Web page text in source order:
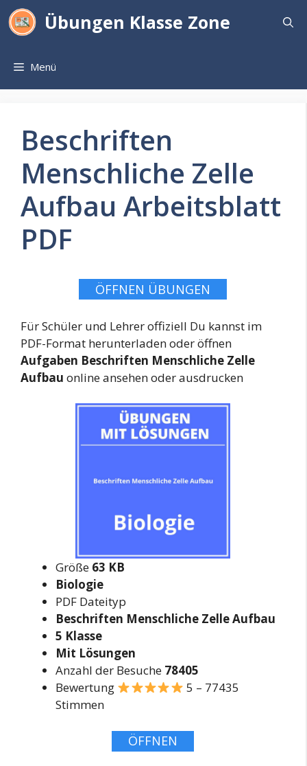
Zum
Inhalt
Übungen Klasse Zone
Menü
Beschriften
Menschliche Zelle
Aufbau Arbeitsblatt
PDF
ÖFFNEN ÜBUNGEN
Für Schüler und Lehrer offiziell Du kannst im
PDF-Format herunterladen oder öffnen
Aufgaben Beschriften Menschliche Zelle
Aufbau online ansehen oder ausdrucken
Größe 63 KB
Biologie
PDF Dateityp
Beschriften Menschliche Zelle Aufbau
5 Klasse
Mit Lösungen
Anzahl der Besuche 78405
Bewertung
5 – 77435
Stimmen
ÖFFNEN